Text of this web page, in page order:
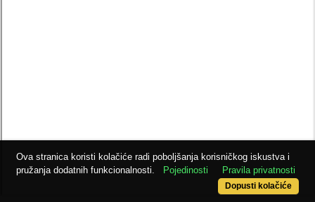
Ova stranica koristi kolačiće radi poboljšanja korisničkog iskustva i
pružanja dodatnih funkcionalnosti.
Pojedinosti Pravila privatnosti
Dopusti kolačiće